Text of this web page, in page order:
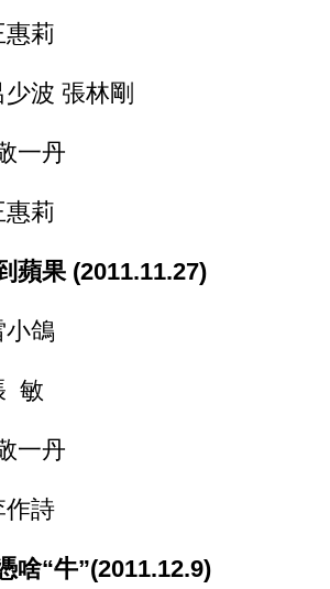
莉
波 張林剛
一丹
莉
蘋果 (2011.11.27)
鴿
敏
一丹
詩
啥“牛”(2011.12.9)